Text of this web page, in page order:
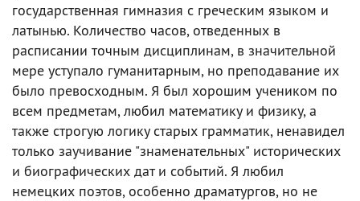
государственная гимназия с греческим языком и
латынью. Количество часов, отведенных в
расписании точным дисциплинам, в значительной
мере уступало гуманитарным, но преподавание их
было превосходным. Я был хорошим учеником по
всем предметам, любил математику и физику, а
также строгую логику старых грамматик, ненавидел
только заучивание "знаменательных" исторических
и биографических дат и событий. Я любил
немецких поэтов, особенно драматургов, но не